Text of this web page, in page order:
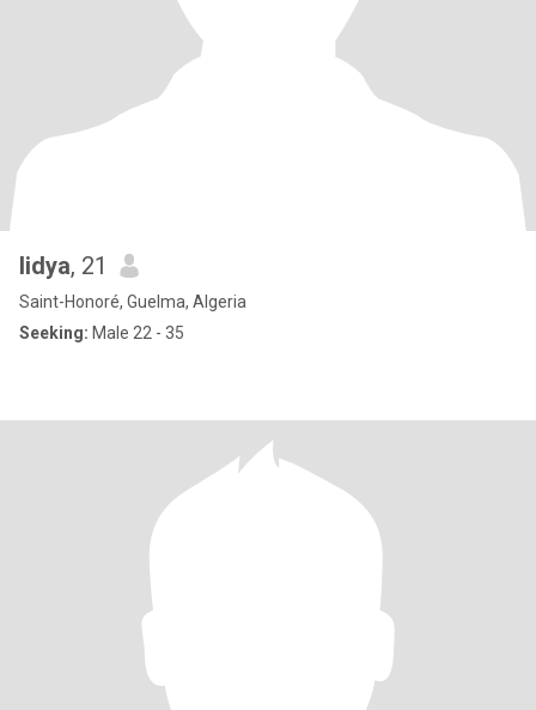
lidya, 21
Saint-Honoré, Guelma, Algeria
Seeking: Male 22 - 35